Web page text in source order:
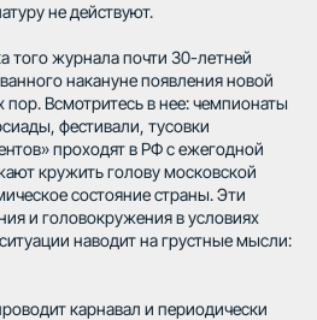
не действуют.
того журнала почти 30-летней
накануне появления новой
пор. Всмотритесь в нее: чемпионаты
фестивали, тусовки
проходят в РФ с ежегодной
кружить голову московской
состояние страны. Эти
и головокружения в условиях
наводит на грустные мысли:
карнавал и периодически